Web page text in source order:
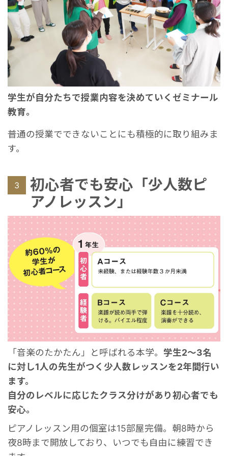
学生が自分たちで授業内容を決めていくゼミナール
教育。
普通の授業でできないことにも積極的に取り組みま
す。
3
初心者でも安心「少人数ピ
アノレッスン」
「音楽のたかたん」と呼ばれる本学。 学生2～3名
に対し1人の先生がつく少人数レッスンを2年間行い
ます。
自分のレベルに応じたクラス分けがあり初心者でも
安心。
ピアノレッスン用の個室は15部屋完備。朝8時から
夜8時まで開放しており、いつでも自由に練習でき